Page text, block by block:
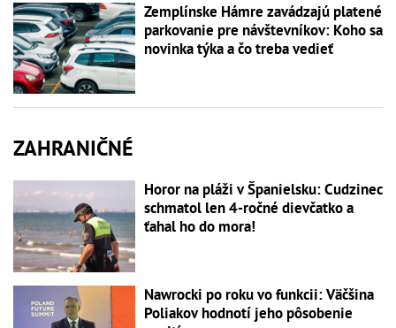
Zemplínske Hámre zavádzajú platené
parkovanie pre návštevníkov: Koho sa
novinka týka a čo treba vedieť
ZAHRANIČNÉ
Horor na pláži v Španielsku: Cudzinec
schmatol len 4-ročné dievčatko a
ťahal ho do mora!
Nawrocki po roku vo funkcii: Väčšina
Poliakov hodnotí jeho pôsobenie